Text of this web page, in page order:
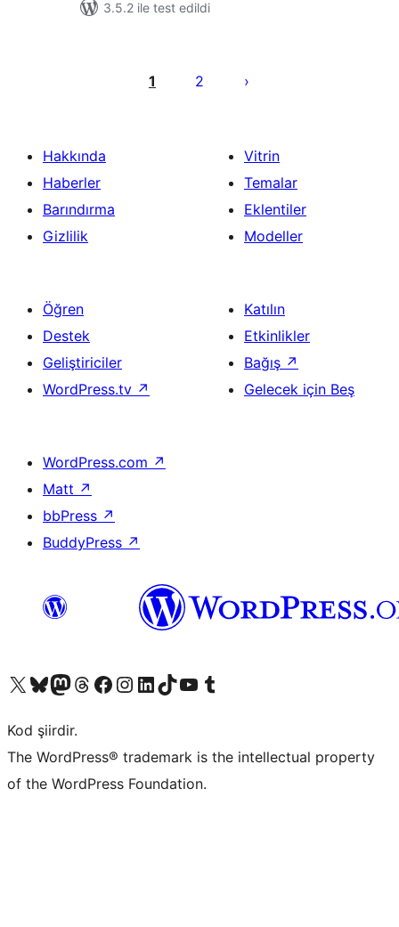
3.5.2 ile test edildi
sayfalaması
1 2
Hakkında
Haberler
Barındırma
Gizlilik
Vitrin
Temalar
Eklentiler
Modeller
Öğren
Destek
Geliştiriciler
WordPress.tv ↗
Katılın
Etkinlikler
Bağış ↗
Gelecek için Beş
WordPress.com ↗
Matt ↗
bbPress ↗
BuddyPress ↗
X (eski Twitter) hesabımıza bakın
Bluesky hesabımızı ziyaret edinMastodon hesabımızı ziyaret edinThreads hesabımızı ziyaret edinFacebook sayfamızı ziyaret edinInstagram hesabımızı ziyaret edinLinkedIn hesabımızı ziyaret edinTikTok hesabımızı ziyaret edinYouTube kanalımızı ziyaret edinTumblr hesabımızı ziyaret edin
Kod şiirdir.
The WordPress® trademark is the intellectual property
of the WordPress Foundation.